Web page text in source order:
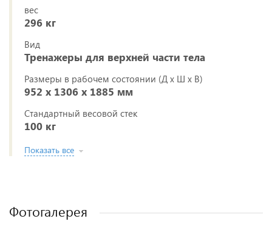
вес
296 кг
Вид
Тренажеры для верхней части тела
Размеры в рабочем состоянии (Д х Ш х В)
952 х 1306 х 1885 мм
Стандартный весовой стек
100 кг
Показать все
Фотогалерея